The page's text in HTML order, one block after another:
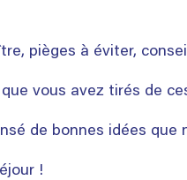
pièges à éviter,
vous avez tirés de
de bonnes idées
!